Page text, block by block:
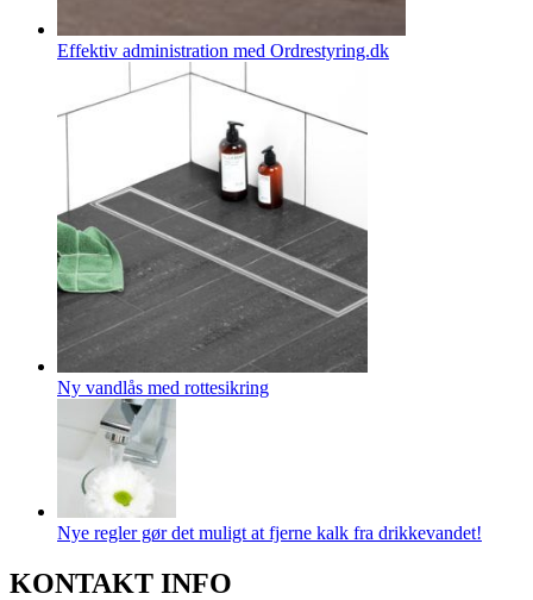
Effektiv administration med Ordrestyring.dk
Ny vandlås med rottesikring
Nye regler gør det muligt at fjerne kalk fra drikkevandet!
KONTAKT INFO